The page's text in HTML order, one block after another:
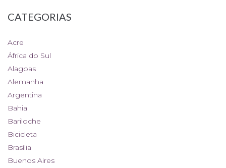
CATEGORIAS
Acre
África do Sul
Alagoas
Alemanha
Argentina
Bahia
Bariloche
Bicicleta
Brasília
Buenos Aires